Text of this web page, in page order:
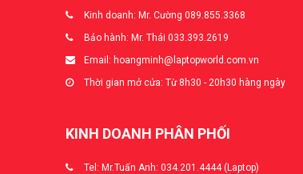
Kinh doanh: Mr. Cường 089.855.3368
Bảo hành: Mr. Thái 033.393.2619
Email: hoangminh@laptopworld.com.vn
Thời gian mở cửa: Từ 8h30 - 20h30 hàng ngày
KINH DOANH PHÂN PHỐI
Tel: Mr.Tuấn Anh: 034.201.4444 (Laptop)